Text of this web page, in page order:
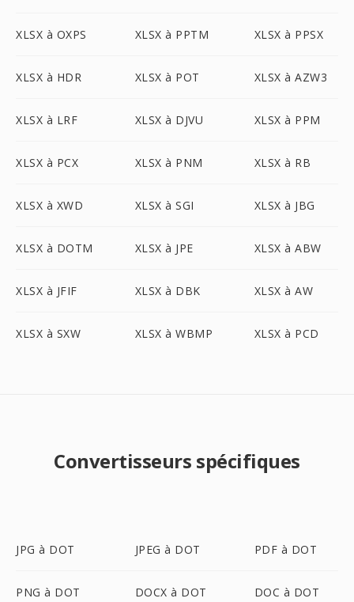
XLSX à OXPS XLSX à PPTM XLSX à PPSX
XLSX à HDR XLSX à POT XLSX à AZW3
XLSX à LRF XLSX à DJVU XLSX à PPM
XLSX à PCX XLSX à PNM XLSX à RB
XLSX à XWD XLSX à SGI XLSX à JBG
XLSX à DOTM XLSX à JPE XLSX à ABW
XLSX à JFIF XLSX à DBK XLSX à AW
XLSX à SXW XLSX à WBMP XLSX à PCD
Convertisseurs spécifiques
JPG à DOT JPEG à DOT PDF à DOT
PNG à DOT DOCX à DOT DOC à DOT